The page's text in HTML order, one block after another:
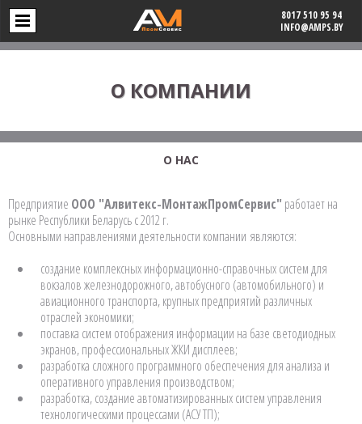
8017 510 95 94
INFO@AMPS.BY
О КОМПАНИИ
О НАС
Предприятие ООО "Алвитекс-МонтажПромСервис" работает на
рынке Республики Беларусь с 2012 г.
Основными направлениями деятельности компании являются:
создание комплексных информационно-справочных систем для
вокзалов железнодорожного, автобусного (автомобильного) и
авиационного транспорта, крупных предприятий различных
отраслей экономики;
поставка систем отображения информации на базе светодиодных
экранов, профессиональных ЖКИ дисплеев;
разработка сложного программного обеспечения для анализа и
оперативного управления производством;
разработка, создание автоматизированных систем управления
технологическими процессами (АСУ ТП);